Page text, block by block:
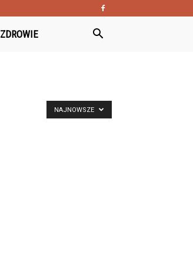
ZDROWIE
NAJNOWSZE